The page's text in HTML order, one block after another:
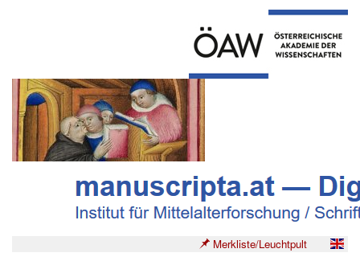
Merkliste/Leuchtpult